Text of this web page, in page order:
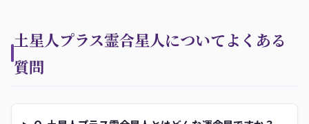
土星人プラス霊合星人についてよくある
質問